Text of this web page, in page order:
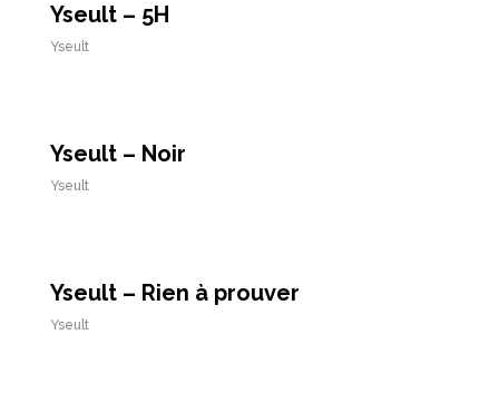
Yseult – 5H
Yseult
Yseult – Noir
Yseult
Yseult – Rien à prouver
Yseult